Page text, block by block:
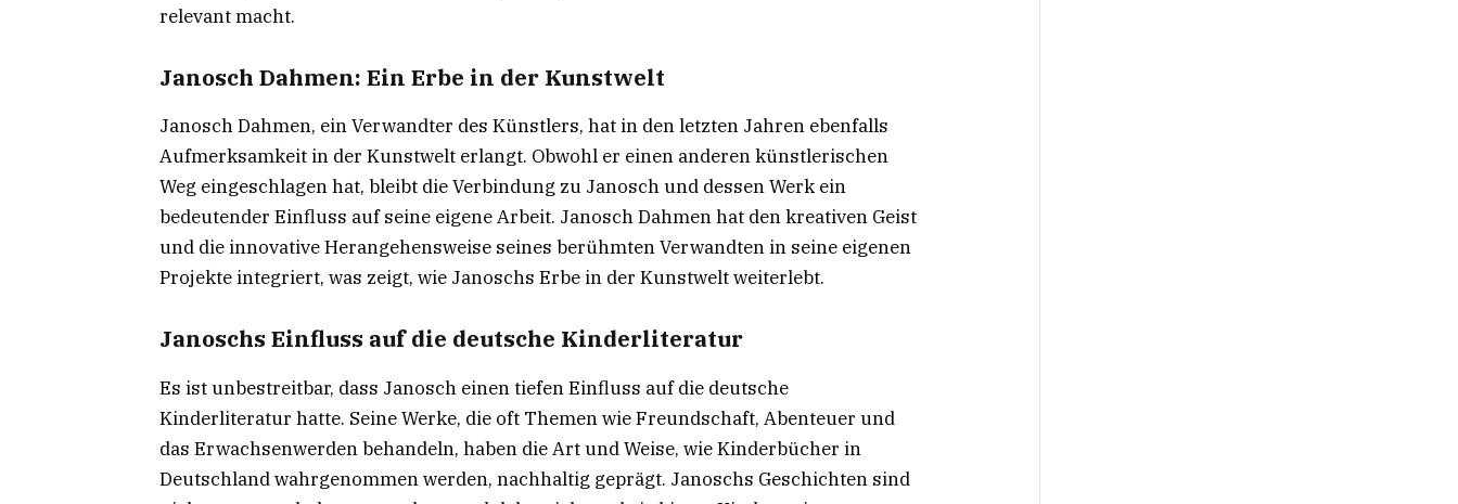
relevant macht.
Janosch Dahmen: Ein Erbe in der Kunstwelt
Janosch Dahmen, ein Verwandter des Künstlers, hat in den letzten Jahren ebenfalls
Aufmerksamkeit in der Kunstwelt erlangt. Obwohl er einen anderen künstlerischen
Weg eingeschlagen hat, bleibt die Verbindung zu Janosch und dessen Werk ein
bedeutender Einfluss auf seine eigene Arbeit. Janosch Dahmen hat den kreativen Geist
und die innovative Herangehensweise seines berühmten Verwandten in seine eigenen
Projekte integriert, was zeigt, wie Janoschs Erbe in der Kunstwelt weiterlebt.
Janoschs Einfluss auf die deutsche Kinderliteratur
Es ist unbestreitbar, dass Janosch einen tiefen Einfluss auf die deutsche
Kinderliteratur hatte. Seine Werke, die oft Themen wie Freundschaft, Abenteuer und
das Erwachsenwerden behandeln, haben die Art und Weise, wie Kinderbücher in
Deutschland wahrgenommen werden, nachhaltig geprägt. Janoschs Geschichten sind